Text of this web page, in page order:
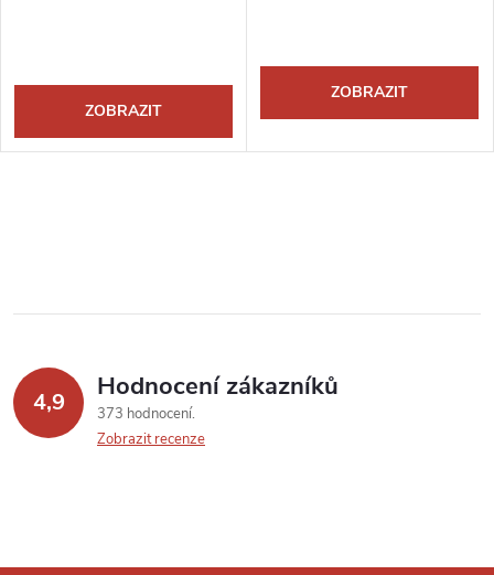
ZOBRAZIT
ZOBRAZIT
4,9 Hodnocení zákazníků
373 hodnocení
Zobrazit recenze